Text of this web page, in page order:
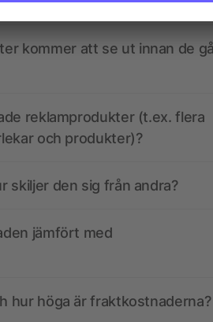
kommer att se ut innan de
reklamprodukter (t.ex. flera
och produkter)?
skiljer den sig från andra?
jämfört med
hur höga är fraktkostnaderna?